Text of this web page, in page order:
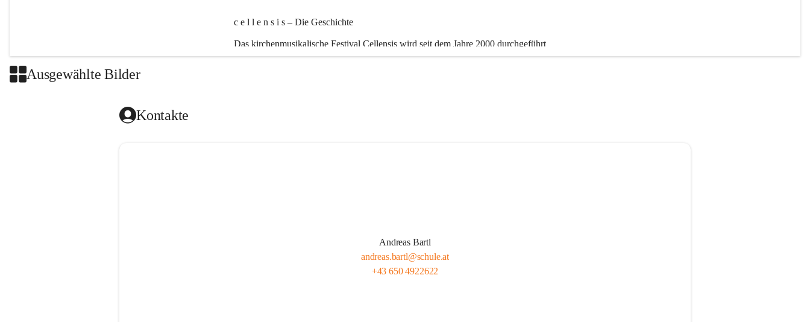
c e l l e n s i s – Die Geschichte
Das kirchenmusikalische Festival Cellensis wird seit dem Jahre 2000 durchgeführt
Ausgewählte Bilder
Kontakte
Andreas Bartl
andreas.bartl@schule.at
+43 650 4922622